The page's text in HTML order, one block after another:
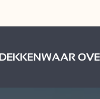
WAAR